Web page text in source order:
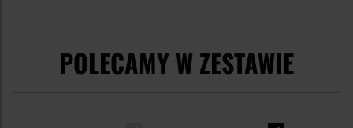
POLECAMY W ZESTAWIE